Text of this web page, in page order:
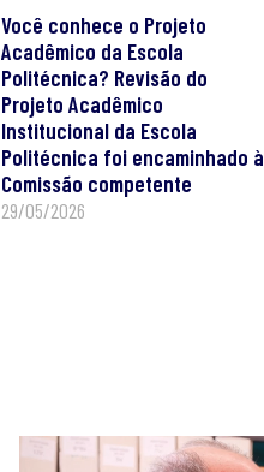
Você conhece o Projeto
Acadêmico da Escola
Politécnica? Revisão do
Projeto Acadêmico
Institucional da Escola
Politécnica foi encaminhado à
Comissão competente
29/05/2026